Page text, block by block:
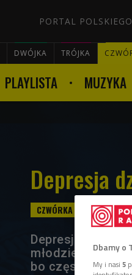
PORTAL
DWÓJKA TRÓJKA
PLAYLISTA MUZYKA
Depresja
Depresja jest
młodzież. W
bo często
Dbamy o
My i nasi 5